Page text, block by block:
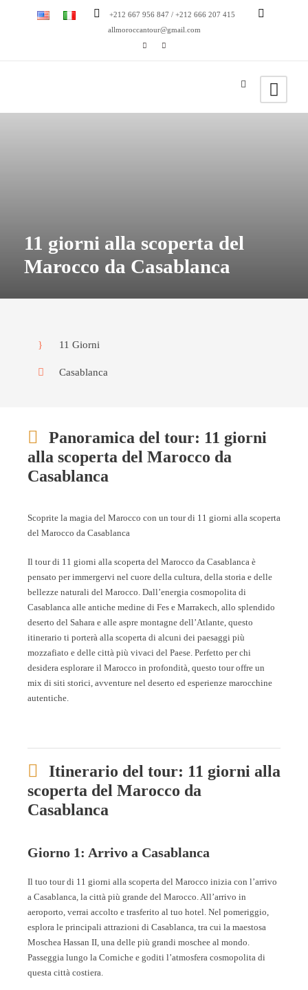
+212 667 956 847 / +212 666 207 415
allmoroccantour@gmail.com
11 giorni alla scoperta del
Marocco da Casablanca
11 Giorni
Casablanca
Panoramica del tour: 11 giorni
alla scoperta del Marocco da
Casablanca
Scoprite la magia del Marocco con un tour di 11 giorni alla scoperta
del Marocco da Casablanca
Il tour di 11 giorni alla scoperta del Marocco da Casablanca è
pensato per immergervi nel cuore della cultura, della storia e delle
bellezze naturali del Marocco. Dall’energia cosmopolita di
Casablanca alle antiche medine di Fes e Marrakech, allo splendido
deserto del Sahara e alle aspre montagne dell’Atlante, questo
itinerario ti porterà alla scoperta di alcuni dei paesaggi più
mozzafiato e delle città più vivaci del Paese. Perfetto per chi
desidera esplorare il Marocco in profondità, questo tour offre un
mix di siti storici, avventure nel deserto ed esperienze marocchine
autentiche.
Itinerario del tour: 11 giorni alla
scoperta del Marocco da
Casablanca
Giorno 1: Arrivo a Casablanca
Il tuo tour di 11 giorni alla scoperta del Marocco inizia con l’arrivo
a Casablanca, la città più grande del Marocco. All’arrivo in
aeroporto, verrai accolto e trasferito al tuo hotel. Nel pomeriggio,
esplora le principali attrazioni di Casablanca, tra cui la maestosa
Moschea Hassan II, una delle più grandi moschee al mondo.
Passeggia lungo la Corniche e goditi l’atmosfera cosmopolita di
questa città costiera.